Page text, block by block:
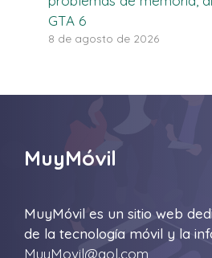
GTA 6
8 de agosto de 2026
MuyMóvil
MuyMóvil es un sitio web
de la tecnología móvil y la
MuyMovil@aol.com